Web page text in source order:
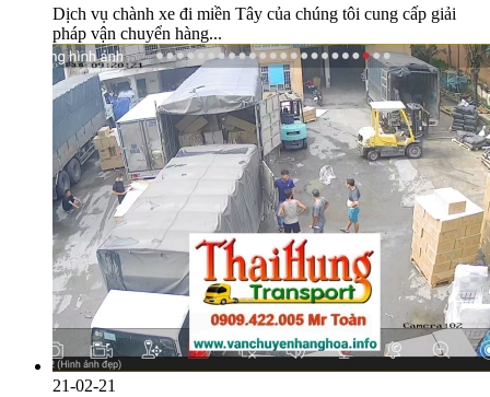
Dịch vụ chành xe đi miền Tây của chúng tôi cung cấp giải
pháp vận chuyển hàng...
21-02-21